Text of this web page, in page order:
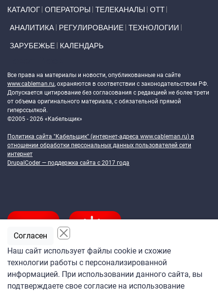
КАТАЛОГ ОПЕРАТОРЫ ТЕЛЕКАНАЛЫ ОТТ
АНАЛИТИКА РЕГУЛИРОВАНИЕ ТЕХНОЛОГИИ
ЗАРУБЕЖЬЕ КАЛЕНДАРЬ
Все права на материалы и новости, опубликованные на сайте
www.cableman.ru, охраняются в соответствии с законодательством РФ.
Допускается цитирование без согласования с редакцией не более трети
от объема оригинального материала, с обязательной прямой
гиперссылкой.
©2005 - 2026 «Кабельщик»
Политика сайта "Кабельщик" (интернет-адреса www.cableman.ru) в
отношении обработки персональных данных пользователей сети
интернет
DrupalCoder — поддержка сайта c 2017 года
Подпишитесь
на ежедневную рассылку
Наш сайт использует файлы cookie и схожие
технологии работы с персонализированной
информацией. При использовании данного сайта, вы
подтверждаете свое согласие на использование
Согласен